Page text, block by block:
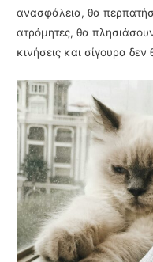
ανασφάλεια, θα
ατρόμητες, θα
κινήσεις και σίγουρα